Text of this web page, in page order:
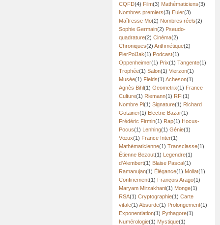
CQFD(4) Film(3) Mathématiciens(3)
Nombres premiers(3) Euler(3)
Maîtresse Mo(2) Nombres réels(2)
Sophie Germain(2) Pseudo-
quadrature(2) Cinéma(2)
Chroniques(2) Arithmétique(2)
PierPolJak(1) Podcast(1)
Oppenheimer(1) Prix(1) Tangente(1)
Trophée(1) Salon(1) Vierzon(1)
Musée(1) Fields(1) Acheson(1)
Agnès Bihl(1) Geometrix(1) France
Culture(1) Riemann(1) RFI(1)
Nombre Pi(1) Signature(1) Richard
Gotainer(1) Electric Bazar(1)
Frédéric Firmin(1) Rap(1) Hocus-
Pocus(1) Lenhing(1) Génie(1)
Vœux(1) France Inter(1)
Mathématicienne(1) Transclasse(1)
Étienne Bezout(1) Legendre(1)
d'Alembert(1) Blaise Pascal(1)
Ramanujan(1) Élégance(1) Mollat(1)
Confinement(1) François Arago(1)
Maryam Mirzakhani(1) Monge(1)
RSA(1) Cryptographie(1) Carte
vitale(1) Absurde(1) Prolongement(1)
Exponentiation(1) Pythagore(1)
Numérologie(1) Mystique(1)